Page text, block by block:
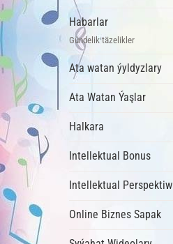
Habarlar
Gündelik täzelikler
Ata watan ýyldyzlary
Ata Watan Ýaşlar
Halkara
Intellektual Bonus
Intellektual Perspektiw
Online Biznes Sapak